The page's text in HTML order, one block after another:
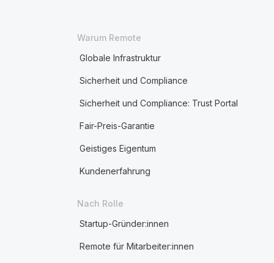
Warum Remote
Globale Infrastruktur
Sicherheit und Compliance
Sicherheit und Compliance: Trust Portal
Fair-Preis-Garantie
Geistiges Eigentum
Kundenerfahrung
Nach Rolle
Startup-Gründer:innen
Remote für Mitarbeiter:innen